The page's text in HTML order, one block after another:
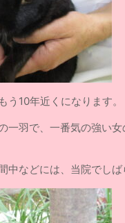
う10年近くになります。
一羽で、一番気の強い
中などには、当院でしば